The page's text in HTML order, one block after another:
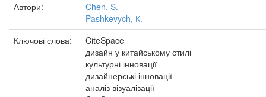
Автори:
Chen, S.
Pashkevych, К.
Ключові слова:
CiteSpace
дизайн у китайському стилі
культурні інновації
дизайнерські інновації
аналіз візуалізації